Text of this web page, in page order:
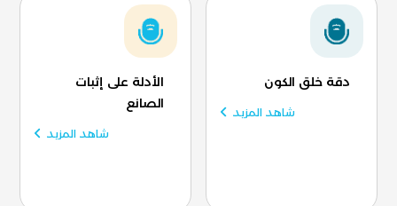
دقة خلق الكون
شاهد المزيد
الأدلة على إثبات
الصانع
شاهد المزيد